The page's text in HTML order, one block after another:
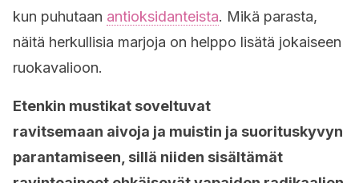
kun puhutaan antioksidanteista. Mikä parasta,
näitä herkullisia marjoja on helppo lisätä jokaiseen
ruokavalioon.
Etenkin mustikat soveltuvat
ravitsemaan aivoja ja muistin ja suorituskyvyn
parantamiseen, sillä niiden sisältämät